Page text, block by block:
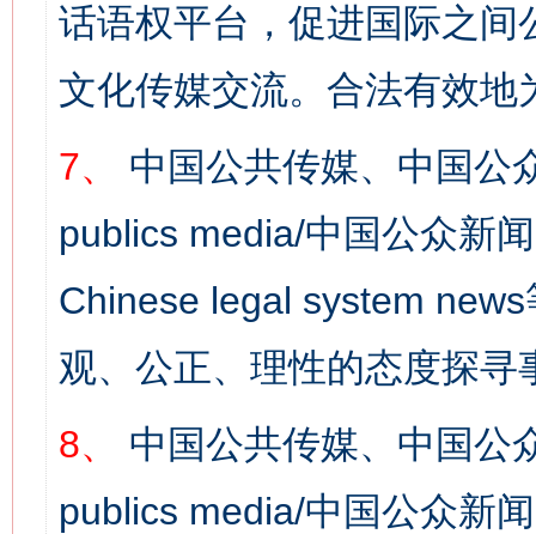
话语权平台，促进国际之
文化传媒交流。合法有效地
7、
中国公共传媒、中国公
publics media/中国公众新
Chinese legal system
观、公正、理性的态度探寻
8、
中国公共传媒、中国公
publics media/中国公众新